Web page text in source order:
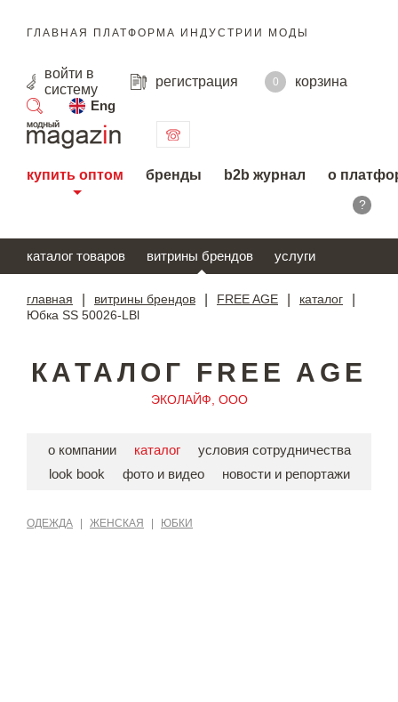
ГЛАВНАЯ ПЛАТФОРМА ИНДУСТРИИ МОДЫ
войти в
систему
регистрация 0
корзина
Eng
поиск
купить оптом бренды b2b журнал о
?
каталог товаров витрины брендов услуги
главная витрины брендов FREE AGE каталог
Юбка SS 50026-LBl
КАТАЛОГ FREE AGE
ЭКОЛАЙФ, ООО
о компании каталог
условия сотрудничества
look book
фото и видео новости и репортажи
ОДЕЖДА ЖЕНСКАЯ ЮБКИ